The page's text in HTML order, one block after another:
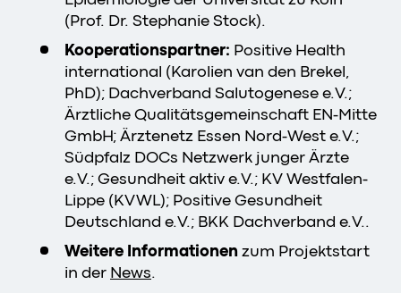
(Prof. Dr. Stephanie Stock).
Kooperationspartner: Positive Health
international (Karolien van den Brekel,
PhD); Dachverband Salutogenese e.V.;
Ärztliche Qualitätsgemeinschaft EN-Mitte
GmbH; Ärztenetz Essen Nord-West e.V.;
Südpfalz DOCs Netzwerk junger Ärzte
e.V.; Gesundheit aktiv e.V.; KV Westfalen-
Lippe (KVWL); Positive Gesundheit
Deutschland e.V.; BKK Dachverband e.V..
Weitere Informationen zum Projektstart
in der News.